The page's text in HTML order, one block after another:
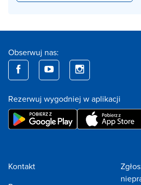
Obserwuj nas:
Rezerwuj wygodniej w aplikacji
Kontakt